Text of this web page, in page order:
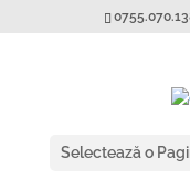
Selectează o